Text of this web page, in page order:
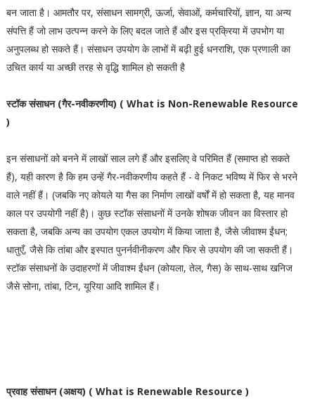
बन जाता है। आमतौर पर, संसाधन सामग्री, ऊर्जा, सेवाओं, कर्मचारियों, ज्ञान, या अन्य
संपत्ति हैं जो लाभ उत्पन्न करने के लिए बदल जाते हैं और इस प्रक्रिया में उपभोग या
अनुपलब्ध हो सकते हैं। संसाधन उपयोग के लाभों में बढ़ी हुई धनराशि, एक प्रणाली का
उचित कार्य या अच्छी तरह से वृद्धि शामिल हो सकती है
स्टॉक संसाधन (गैर-नवीकरणीय) ( What is Non-Renewable Resource
)
इन संसाधनों को बनने में लाखों साल लगे हैं और इसलिए वे परिमित हैं (समाप्त हो सकते
हैं), यही कारण है कि हम उन्हें गैर-नवीकरणीय कहते हैं - वे निकट भविष्य में फिर से भरने
वाले नहीं हैं। (जबकि नए कोयले या गैस का निर्माण लाखों वर्षों में हो सकता है, यह मानव
काल पर उपयोगी नहीं है)। कुछ स्टॉक संसाधनों में उनके शोषक जीवन का विस्तार हो
सकता है, जबकि अन्य का उपयोग एकल उपयोग में किया जाता है, जैसे जीवाश्म ईंधन;
धातुएँ, जैसे कि तांबा और इस्पात पुनर्नवीनीकरण और फिर से उपयोग की जा सकती हैं।
स्टॉक संसाधनों के उदाहरणों में जीवाश्म ईंधन (कोयला, तेल, गैस) के साथ-साथ खनिज
जैसे सोना, तांबा, टिन, यूरिया आदि शामिल हैं।
प्रवाह संसाधन (अक्षय) ( What is Renewable Resource )